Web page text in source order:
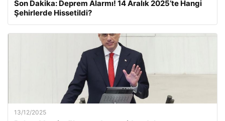
Son Dakika: Deprem Alarmı! 14 Aralık 2025’te Hangi
Şehirlerde Hissetildi?
13/12/2025